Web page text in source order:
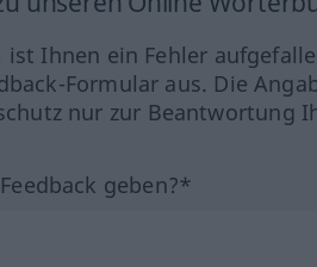
ist Ihnen ein Fehler
Formular aus. Die
nur zur Beantwortung
geben?*